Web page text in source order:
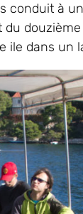
conduit à
ile dans un